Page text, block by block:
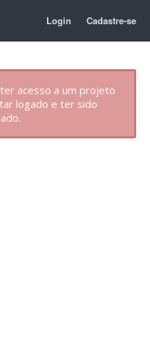
Login Cadastre-se
acesso a um projeto
logado e ter sido